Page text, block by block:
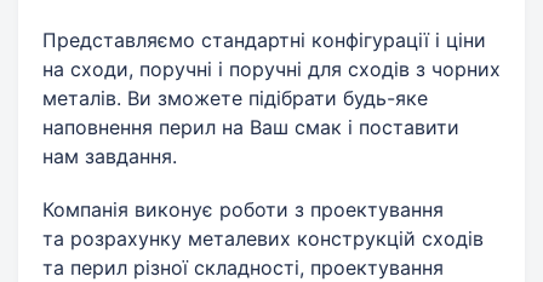
Представляємо стандартні конфігурації і ціни
на сходи, поручні і поручні для сходів з чорних
металів. Ви зможете підібрати будь-яке
наповнення перил на Ваш смак і поставити
нам завдання.
Компанія виконує роботи з проектування
та розрахунку металевих конструкцій сходів
та перил різної складності, проектування